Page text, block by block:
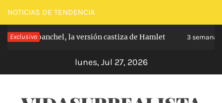
Saltar
al
contenido
NOTICIAS DE TENDENCIA
Exclusivo
de Carabanchel, la versión castiza de Hamlet 3 semanas
lunes, Jul 27, 2026